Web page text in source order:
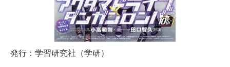
発行：学習研究社（学研）